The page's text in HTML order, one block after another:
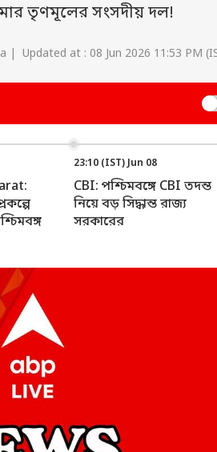
তৃণমূলের সংসদীয় দল!
| Updated at : 08 Jun 2026 11:53 PM
23:10 (IST) Jun 08
CBI: পশ্চিমবঙ্গে CBI তদন্ত
নিয়ে বড় সিদ্ধান্ত রাজ্য
সরকারের